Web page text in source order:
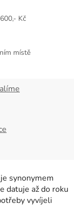
Kč
místě
synonymem
datuje až do roku
vyvíjeli